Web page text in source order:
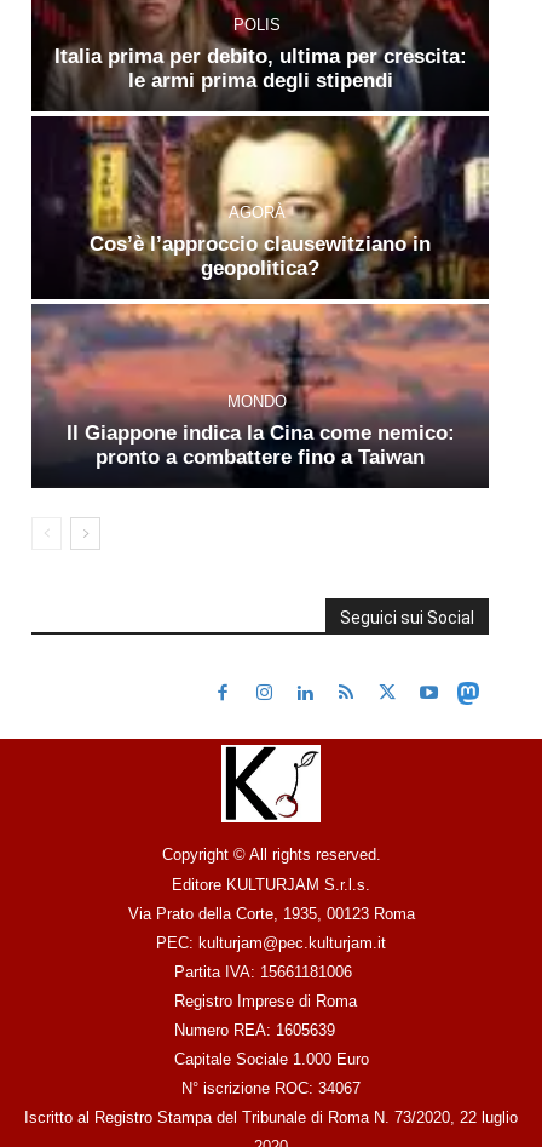
POLIS
Italia prima per debito, ultima per crescita:
le armi prima degli stipendi
AGORÀ
Cos’è l’approccio clausewitziano in
geopolitica?
MONDO
Il Giappone indica la Cina come nemico:
pronto a combattere fino a Taiwan
Seguici sui Social
Copyright © All rights reserved.
Editore KULTURJAM S.r.l.s.
Via Prato della Corte, 1935, 00123 Roma
PEC: kulturjam@pec.kulturjam.it
Partita IVA: 15661181006
Registro Imprese di Roma
Numero REA: 1605639
Capitale Sociale 1.000 Euro
N° iscrizione ROC: 34067
Iscritto al Registro Stampa del Tribunale di Roma N. 73/2020, 22 luglio